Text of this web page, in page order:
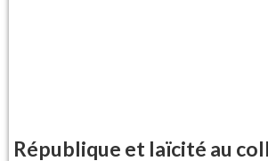
République et laïcité au